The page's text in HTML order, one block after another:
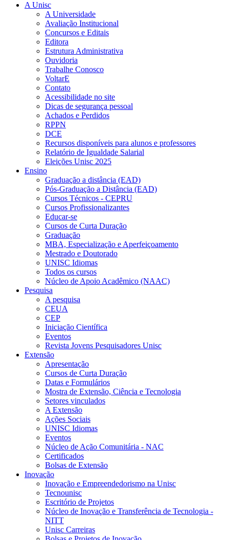
A Unisc
A Universidade
Avaliação Institucional
Concursos e Editais
Editora
Estrutura Administrativa
Ouvidoria
Trabalhe Conosco
VoltarE
Contato
Acessibilidade no site
Dicas de segurança pessoal
Achados e Perdidos
RPPN
DCE
Recursos disponíveis para alunos e professores
Relatório de Igualdade Salarial
Eleições Unisc 2025
Ensino
Graduação a distância (EAD)
Pós-Graduação a Distância (EAD)
Cursos Técnicos - CEPRU
Cursos Profissionalizantes
Educar-se
Cursos de Curta Duração
Graduação
MBA, Especialização e Aperfeiçoamento
Mestrado e Doutorado
UNISC Idiomas
Todos os cursos
Núcleo de Apoio Acadêmico (NAAC)
Pesquisa
A pesquisa
CEUA
CEP
Iniciação Científica
Eventos
Revista Jovens Pesquisadores Unisc
Extensão
Apresentação
Cursos de Curta Duração
Datas e Formulários
Mostra de Extensão, Ciência e Tecnologia
Setores vinculados
A Extensão
Ações Sociais
UNISC Idiomas
Eventos
Núcleo de Ação Comunitária - NAC
Certificados
Bolsas de Extensão
Inovação
Inovação e Empreendedorismo na Unisc
Tecnounisc
Escritório de Projetos
Núcleo de Inovação e Transferência de Tecnologia -
NITT
Unisc Carreiras